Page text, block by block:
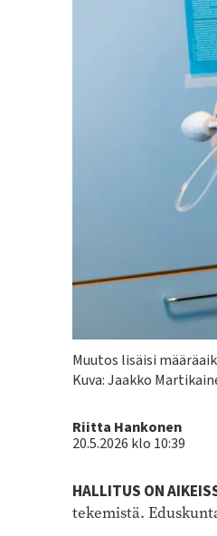
Kuvateksti
Muutos lisäisi
Kuva: Jaakko
Kirjoittaja
Riitta Hankonen
20.5.2026 klo 10:39
HALLITUS ON
tekemistä.